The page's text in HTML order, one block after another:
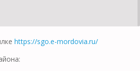
https://sgo.e-mordovia.ru/